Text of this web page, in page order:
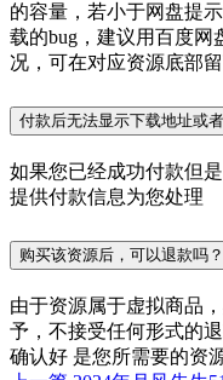
的容量，若小于网盘提
载的bug，建议用百度
况，可在对应资源底部
付款后无法显示下载地址或
如果您已经成功付款但
提供付款信息为您处理
购买该资源后，可以退款吗？
由于资源属于虚拟商品
予，不接受任何形式的
确认好 是您所需要的资